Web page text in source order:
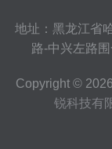
地址：黑龙江省
路-中兴左路
Copyright © 2026
锐科技有